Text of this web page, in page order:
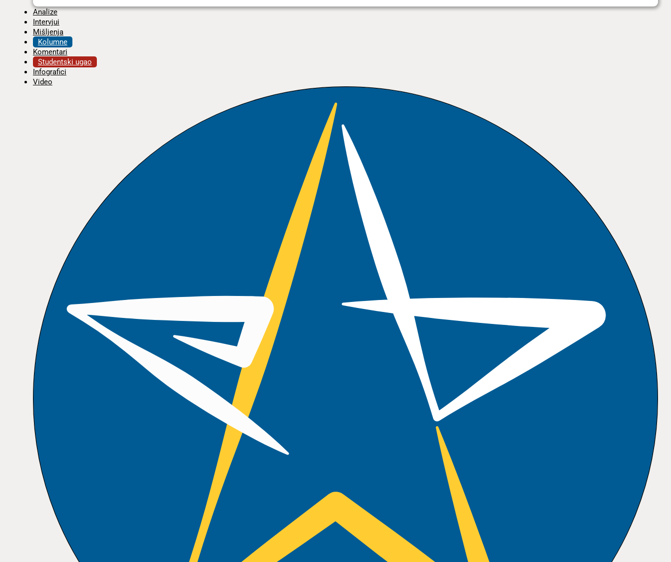
Analize
Intervjui
Mišljenja
Kolumne
Komentari
Studentski ugao
Infografici
Video